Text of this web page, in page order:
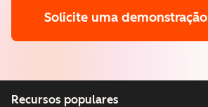
Solicite uma demonstração
Recursos populares